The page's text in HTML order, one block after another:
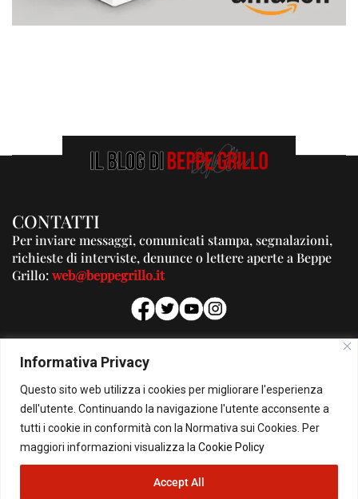
Informativa Privacy
Questo sito web utilizza i cookies per migliorare l'esperienza
dell'utente. Continuando la navigazione l'utente acconsente a
tutti i cookie in conformità con la Normativa sui Cookies. Per
maggiori informazioni visualizza la Cookie Policy
Accept All
CONTATTI
Per inviare messaggi, comunicati stampa, segnalazioni,
richieste di interviste, denunce o lettere aperte a Beppe
Grillo:web@beppegrillo.it
PUBBLICITA'
Per la tua pubblicità su questo Blog:
pubblicita@beppegrillo.it
© Copyright 2026 - Il Blog di Beppe Grillo. All Rights Reserved - Powered by